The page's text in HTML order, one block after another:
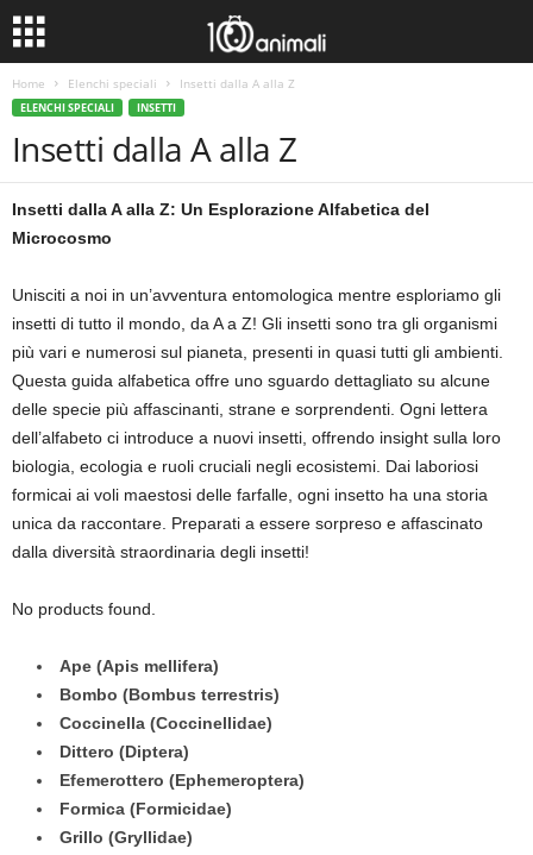
Home Elenchi speciali Insetti dalla A alla Z
ELENCHI SPECIALI INSETTI
Insetti dalla A alla Z
Insetti dalla A alla Z: Un Esplorazione Alfabetica del
Microcosmo
Unisciti a noi in un’avventura entomologica mentre esploriamo gli
insetti di tutto il mondo, da A a Z! Gli insetti sono tra gli organismi
più vari e numerosi sul pianeta, presenti in quasi tutti gli ambienti.
Questa guida alfabetica offre uno sguardo dettagliato su alcune
delle specie più affascinanti, strane e sorprendenti. Ogni lettera
dell’alfabeto ci introduce a nuovi insetti, offrendo insight sulla loro
biologia, ecologia e ruoli cruciali negli ecosistemi. Dai laboriosi
formicai ai voli maestosi delle farfalle, ogni insetto ha una storia
unica da raccontare. Preparati a essere sorpreso e affascinato
dalla diversità straordinaria degli insetti!
No products found.
Ape (Apis mellifera)
Bombo (Bombus terrestris)
Coccinella (Coccinellidae)
Dittero (Diptera)
Efemerottero (Ephemeroptera)
Formica (Formicidae)
Grillo (Gryllidae)